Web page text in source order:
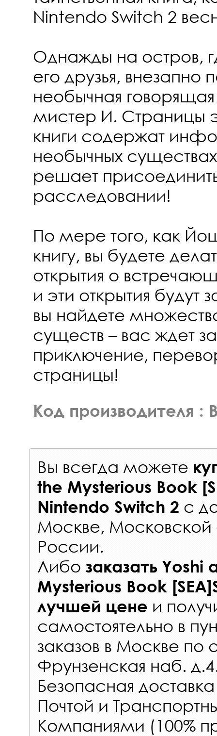
Nintendo Switch 2
Однажды на остров,
его друзья, внезапно
необычная
мистер И. Страницы
книги содержат
необычных
решает
расследовании!
По мере того, как
книгу, вы будете
открытия о
и эти открытия будут
вы найдете
существ – вас ждет
приключение,
страницы!
Код производителя :
Вы всегда можете
the Mysterious Book
Nintendo Switch 2 с
Москве, Московской
России.
Либо заказать Yoshi
Mysterious Book
лучшей цене и
самостоятельно в
заказов в Москве по
Фрунзенская наб.
Безопасная
Почтой и
Компаниями (100%